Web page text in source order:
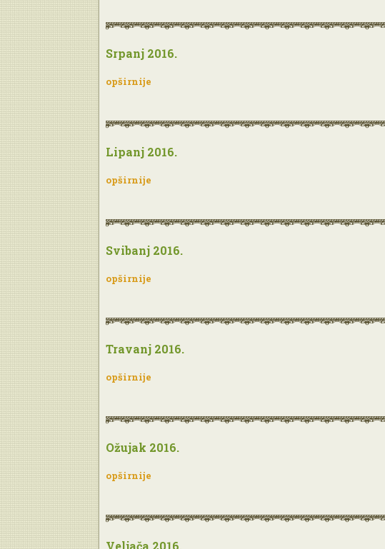
Srpanj 2016.
opširnije
Lipanj 2016.
opširnije
Svibanj 2016.
opširnije
Travanj 2016.
opširnije
Ožujak 2016.
opširnije
Veljača 2016.